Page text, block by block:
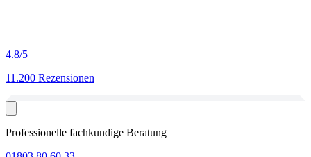
4.8/5
11.200 Rezensionen
Professionelle fachkundige Beratung